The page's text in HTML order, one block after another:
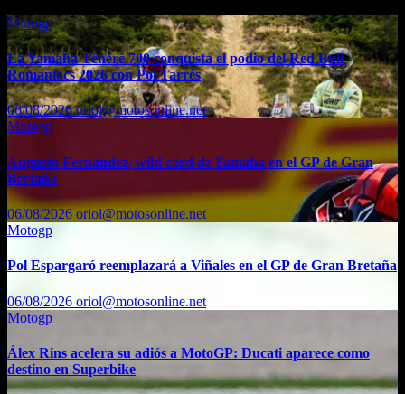
Motogp
La Yamaha Ténéré 700 conquista el podio del Red Bull
Romaniacs 2026 con Pol Tarrés
06/08/2026oriol@motosonline.net
Motogp
Augusto Fernández, wild card de Yamaha en el GP de Gran
Bretaña
06/08/2026 oriol@motosonline.net
Motogp
Pol Espargaró reemplazará a Viñales en el GP de Gran Bretaña
06/08/2026 oriol@motosonline.net
Motogp
Álex Rins acelera su adiós a MotoGP: Ducati aparece como
destino en Superbike